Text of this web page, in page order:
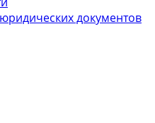
документов